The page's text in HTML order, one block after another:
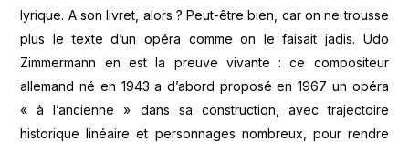
lyrique. A son livret, alors ? Peut-être bien, car on ne trousse
plus le texte d’un opéra comme on le faisait jadis. Udo
Zimmermann en est la preuve vivante : ce compositeur
allemand né en 1943 a d’abord proposé en 1967 un opéra
« à l’ancienne » dans sa construction, avec trajectoire
historique linéaire et personnages nombreux, pour rendre